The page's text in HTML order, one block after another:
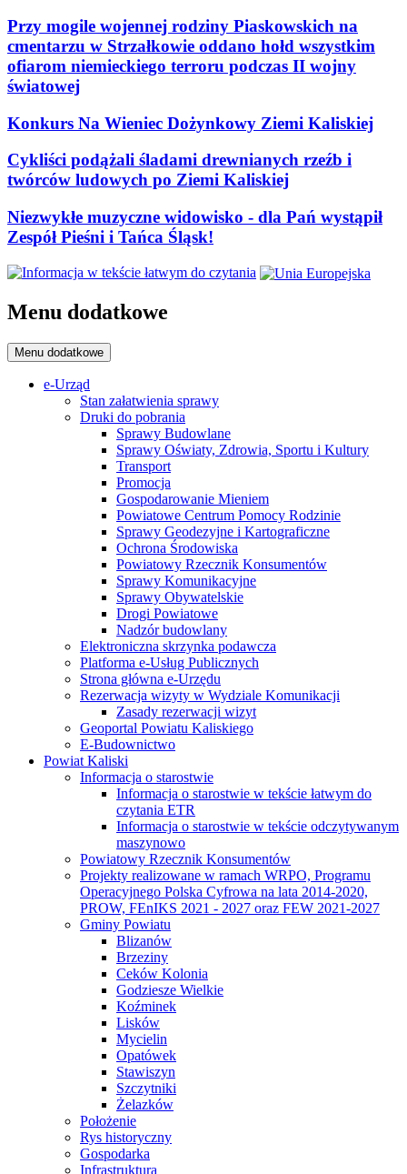
Przy mogile wojennej rodziny Piaskowskich na
cmentarzu w Strzałkowie oddano hołd wszystkim
ofiarom niemieckiego terroru podczas II wojny
światowej
Konkurs Na Wieniec Dożynkowy Ziemi Kaliskiej
Cykliści podążali śladami drewnianych rzeźb i
twórców ludowych po Ziemi Kaliskiej
Niezwykłe muzyczne widowisko - dla Pań wystąpił
Zespół Pieśni i Tańca Śląsk!
Menu dodatkowe
Menu dodatkowe
e-Urząd
Stan załatwienia sprawy
Druki do pobrania
Sprawy Budowlane
Sprawy Oświaty, Zdrowia, Sportu i Kultury
Transport
Promocja
Gospodarowanie Mieniem
Powiatowe Centrum Pomocy Rodzinie
Sprawy Geodezyjne i Kartograficzne
Ochrona Środowiska
Powiatowy Rzecznik Konsumentów
Sprawy Komunikacyjne
Sprawy Obywatelskie
Drogi Powiatowe
Nadzór budowlany
Elektroniczna skrzynka podawcza
Platforma e-Usług Publicznych
Strona główna e-Urzędu
Rezerwacja wizyty w Wydziale Komunikacji
Zasady rezerwacji wizyt
Geoportal Powiatu Kaliskiego
E-Budownictwo
Powiat Kaliski
Informacja o starostwie
Informacja o starostwie w tekście łatwym do
czytania ETR
Informacja o starostwie w tekście odczytywanym
maszynowo
Powiatowy Rzecznik Konsumentów
Projekty realizowane w ramach WRPO, Programu
Operacyjnego Polska Cyfrowa na lata 2014-2020,
PROW, FEnIKS 2021 - 2027 oraz FEW 2021-2027
Gminy Powiatu
Blizanów
Brzeziny
Ceków Kolonia
Godziesze Wielkie
Koźminek
Lisków
Mycielin
Opatówek
Stawiszyn
Szczytniki
Żelazków
Położenie
Rys historyczny
Gospodarka
Infrastruktura